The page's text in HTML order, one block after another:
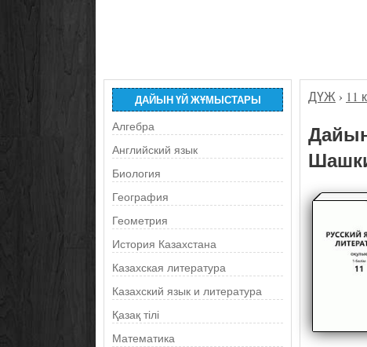
ДАЙЫН ҮЙ ЖҰМЫСТАРЫ
Алгебра
Английский язык
Биология
География
Геометрия
История Казахстана
Казахская литература
Казахский язык и литература
Қазақ тілі
Математика
ДҮЖ › 11